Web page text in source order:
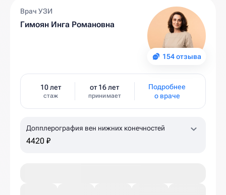
154 отзыва
Врач УЗИ
Гимоян Инга Романовна
10 лет
стаж
от 16 лет
принимает
Подробнее
о враче
Допплерография вен нижних конечностей
4420 ₽